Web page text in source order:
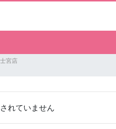
宮店
れていません